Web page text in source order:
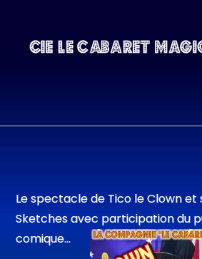
Le spectacle de Tico le Clown et
Sketches avec participation du
comique…